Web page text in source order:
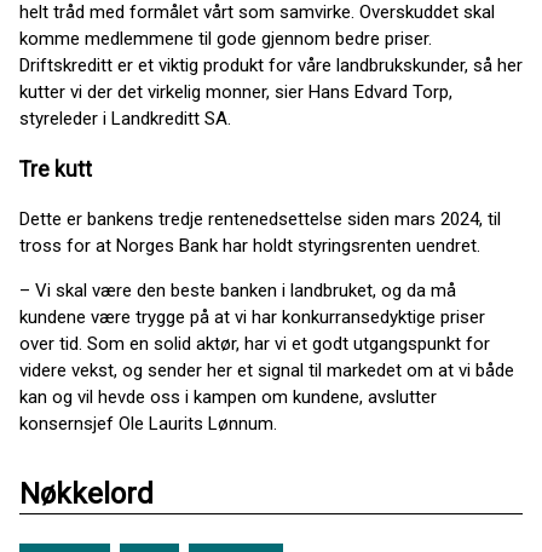
helt tråd med formålet vårt som samvirke. Overskuddet skal
komme medlemmene til gode gjennom bedre priser.
Driftskreditt er et viktig produkt for våre landbrukskunder, så her
kutter vi der det virkelig monner, sier Hans Edvard Torp,
styreleder i Landkreditt SA.
Tre kutt
Dette er bankens tredje rentenedsettelse siden mars 2024, til
tross for at Norges Bank har holdt styringsrenten uendret.
– Vi skal være den beste banken i landbruket, og da må
kundene være trygge på at vi har konkurransedyktige priser
over tid. Som en solid aktør, har vi et godt utgangspunkt for
videre vekst, og sender her et signal til markedet om at vi både
kan og vil hevde oss i kampen om kundene, avslutter
konsernsjef Ole Laurits Lønnum.
Nøkkelord